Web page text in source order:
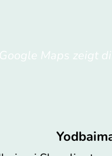
Google Maps zeigt